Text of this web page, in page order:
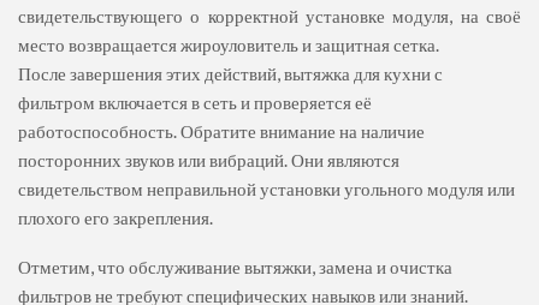
свидетельствующего о корректной установке модуля, на своё
место возвращается жироуловитель и защитная сетка.
После завершения этих действий, вытяжка для кухни с
фильтром включается в сеть и проверяется её
работоспособность. Обратите внимание на наличие
посторонних звуков или вибраций. Они являются
свидетельством неправильной установки угольного модуля или
плохого его закрепления.
Отметим, что обслуживание вытяжки, замена и очистка
фильтров не требуют специфических навыков или знаний.